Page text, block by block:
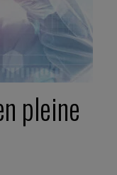
pleine